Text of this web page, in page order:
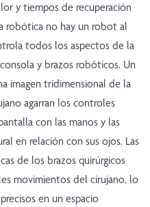
y tiempos de recuperación
robótica no hay un robot al
todos los aspectos de la
y brazos robóticos. Un
imagen tridimensional de la
agarran los controles
con las manos y las
en relación con sus ojos. Las
de los brazos quirúrgicos
movimientos del cirujano, lo
en un espacio